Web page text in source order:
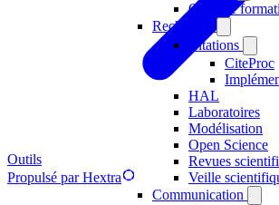
Offre de
Recherche
Citations
CiteProc
HAL
Laboratoires
Modélisation
Open Science
Revues
Veille
Communication
Outils
Propulsé par Hextra